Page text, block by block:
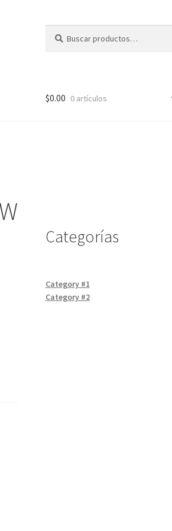
por:
$0.00 0 artículos
Categorías
Category #1
Category #2